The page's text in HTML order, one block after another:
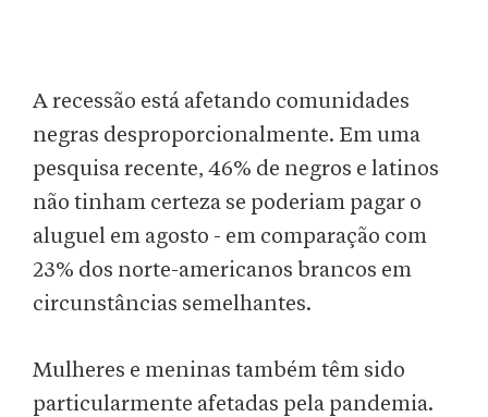
A recessão está afetando comunidades
negras desproporcionalmente. Em uma
pesquisa recente, 46% de negros e latinos
não tinham certeza se poderiam pagar o
aluguel em agosto - em comparação com
23% dos norte-americanos brancos em
circunstâncias semelhantes.
Mulheres e meninas também têm sido
particularmente afetadas pela pandemia.